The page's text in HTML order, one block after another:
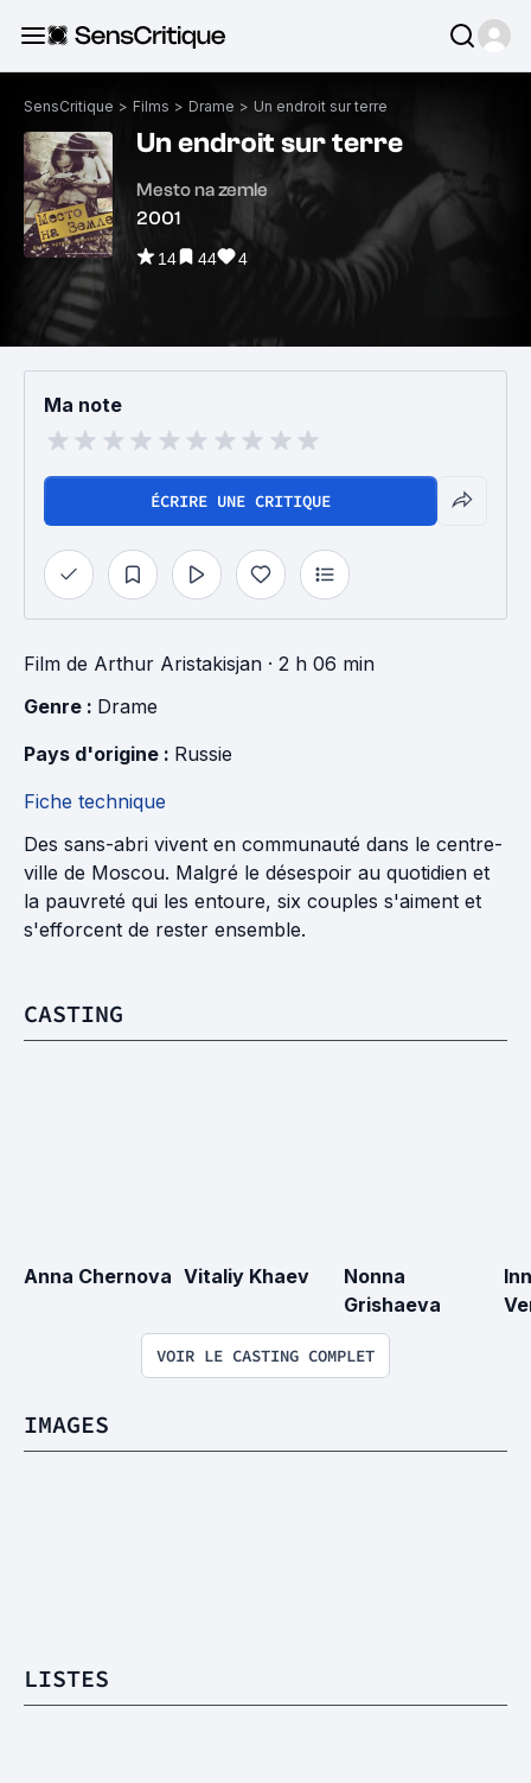
SensCritique > Films > Drame > Un endroit sur terre
Un endroit sur terre
Mesto na zemle
2001
14 44 4
Ma note
ÉCRIRE UNE CRITIQUE
Film de Arthur Aristakisjan · 2 h 06 min
Genre : Drame
Pays d'origine : Russie
Fiche technique
Des sans-abri vivent en communauté dans le centre-
ville de Moscou. Malgré le désespoir au quotidien et
la pauvreté qui les entoure, six couples s'aiment et
s'efforcent de rester ensemble.
CASTING
Anna Chernova Vitaliy Khaev
Nonna
Grishaeva
VOIR LE CASTING COMPLET
IMAGES
LISTES